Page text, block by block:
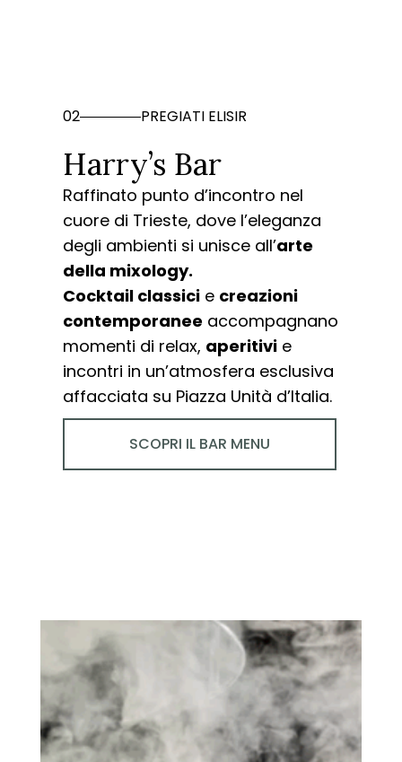
02 PREGIATI ELISIR
Harry’s Bar
Raffinato punto d’incontro nel
cuore di Trieste, dove l’eleganza
degli ambienti si unisce all’arte
della mixology.
Cocktail classicie creazioni
contemporanee accompagnano
momenti di relax, aperitivie
incontri in un’atmosfera esclusiva
affacciata su Piazza Unità d’Italia.
SCOPRI IL BAR MENU